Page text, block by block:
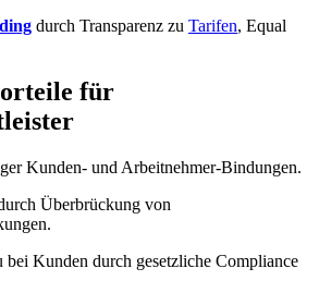
durch Transparenz zu Tarifen, Equal
für
Kunden‑ und Arbeitnehmer‑Bindungen.
Überbrückung von
bei Kunden durch gesetzliche Compliance